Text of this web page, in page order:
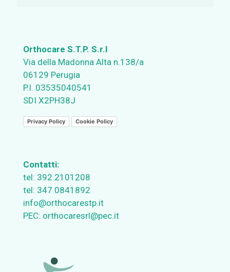
Orthocare S.T.P. S.r.l
Via della Madonna Alta n.138/a
06129 Perugia
P.I. 03535040541
SDI X2PH38J
Privacy Policy Cookie Policy
Contatti:
tel: 392 2101208
tel: 347 0841892
info@orthocarestp.it
PEC: orthocaresrl@pec.it